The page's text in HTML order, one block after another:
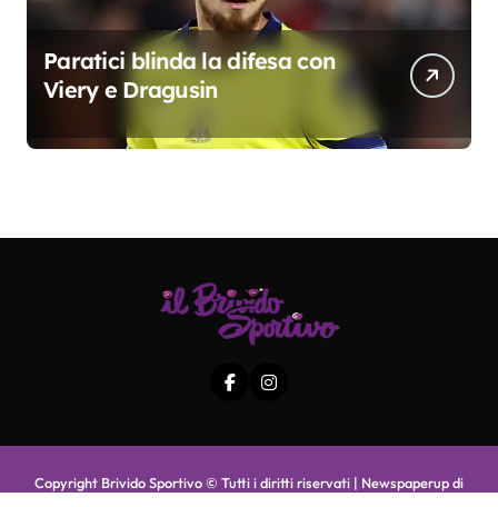
Paratici blinda la difesa con
Viery e Dragusin
Copyright Brivido Sportivo © Tutti i diritti riservati | Newspaperupdi